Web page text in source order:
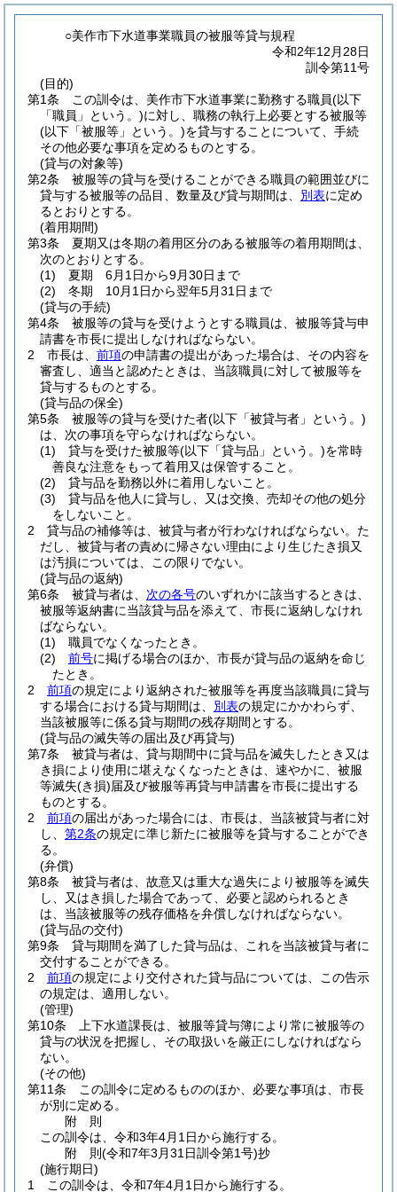
○美作市下水道事業職員の被服等貸与規程
令和2年12月28日
訓令第11号
(目的)
第1条
この訓令は、美作市下水道事業に勤務する職員(以下
「職員」という。)に対し、職務の執行上必要とする被服等
(以下「被服等」という。)を貸与することについて、手続
その他必要な事項を定めるものとする。
(貸与の対象等)
第2条
被服等の貸与を受けることができる職員の範囲並びに
貸与する被服等の品目、数量及び貸与期間は、 別表に定め
るとおりとする。
(着用期間)
第3条
夏期又は冬期の着用区分のある被服等の着用期間は、
次のとおりとする。
(1)
夏期 6月1日から9月30日まで
(2)
冬期 10月1日から翌年5月31日まで
(貸与の手続)
第4条
被服等の貸与を受けようとする職員は、被服等貸与申
請書を市長に提出しなければならない。
2
市長は、 前項の申請書の提出があった場合は、その内容を
審査し、適当と認めたときは、当該職員に対して被服等を
貸与するものとする。
(貸与品の保全)
第5条
被服等の貸与を受けた者(以下「被貸与者」という。)
は、次の事項を守らなければならない。
(1)
貸与を受けた被服等(以下「貸与品」という。)を常時
善良な注意をもって着用又は保管すること。
(2)
貸与品を勤務以外に着用しないこと。
(3)
貸与品を他人に貸与し、又は交換、売却その他の処分
をしないこと。
2
貸与品の補修等は、被貸与者が行わなければならない。 た
だし、被貸与者の責めに帰さない理由により生じたき損又
は汚損については、この限りでない。
(貸与品の返納)
第6条
被貸与者は、 次の各号のいずれかに該当するときは、
被服等返納書に当該貸与品を添えて、市長に返納しなけれ
ばならない。
(1)
職員でなくなったとき。
(2)
前号に掲げる場合のほか、市長が貸与品の返納を命じ
たとき。
2
前項の規定により返納された被服等を再度当該職員に貸与
する場合における貸与期間は、 別表の規定にかかわらず、
当該被服等に係る貸与期間の残存期間とする。
(貸与品の滅失等の届出及び再貸与)
第7条
被貸与者は、貸与期間中に貸与品を滅失したとき又は
き損により使用に堪えなくなったときは、速やかに、被服
等滅失(き損)届及び被服等再貸与申請書を市長に提出する
ものとする。
2
前項の届出があった場合には、市長は、当該被貸与者に対
し、 第2条の規定に準じ新たに被服等を貸与することができ
る。
(弁償)
第8条
被貸与者は、故意又は重大な過失により被服等を滅失
し、又はき損した場合であって、必要と認められるとき
は、当該被服等の残存価格を弁償しなければならない。
(貸与品の交付)
第9条
貸与期間を満了した貸与品は、これを当該被貸与者に
交付することができる。
2
前項の規定により交付された貸与品については、この告示
の規定は、適用しない。
(管理)
第10条
上下水道課長は、被服等貸与簿により常に被服等の
貸与の状況を把握し、その取扱いを厳正にしなければなら
ない。
(その他)
第11条
この訓令に定めるもののほか、必要な事項は、市長
が別に定める。
附 則
この訓令は、令和3年4月1日から施行する。
附 則(令和7年3月31日訓令第1号)抄
(施行期日)
1
この訓令は、令和7年4月1日から施行する。